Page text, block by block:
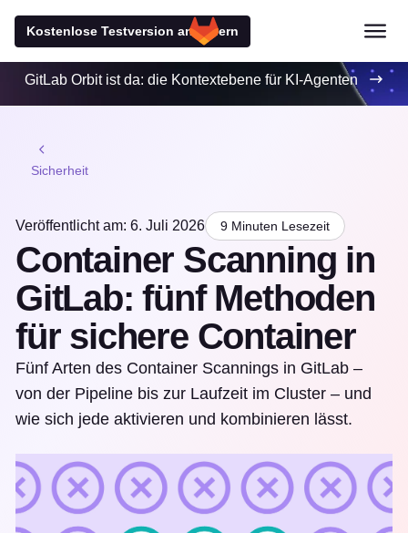
Kostenlose Testversion anfordern
GitLab Orbit ist da: die Kontextebene für KI-Agenten
Sicherheit
Veröffentlicht am: 6. Juli 2026 9 Minuten Lesezeit
Container Scanning in
GitLab: fünf Methoden
für sichere Container
Fünf Arten des Container Scannings in GitLab –
von der Pipeline bis zur Laufzeit im Cluster – und
wie sich jede aktivieren und kombinieren lässt.